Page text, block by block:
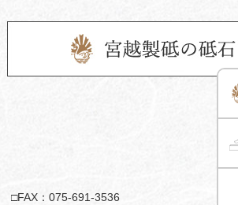
FAX：075-691-3536